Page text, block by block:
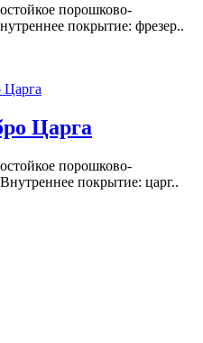
порошково-
покрытие: фрезер..
Царга
порошково-
покрытие: царг..